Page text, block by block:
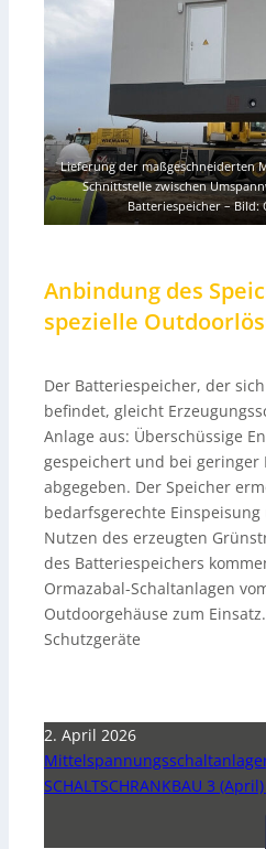
Lieferung der maßgeschneiderten
Schnittstelle zwischen
Batteriespeicher–Bild:
Anbindung des
spezielle
Der Batteriespeicher, der
befindet, gleicht
Anlage aus: Überschüssige
gespeichert und bei geringer
abgegeben. Der Speicher
bedarfsgerechte
Nutzen des erzeugten
des Batteriespeichers
Ormazabal-Schaltanlagen
Outdoorgehäuse zum
Schutzgeräte
2. April 2026
SCHALTSCHRANKBAU 3